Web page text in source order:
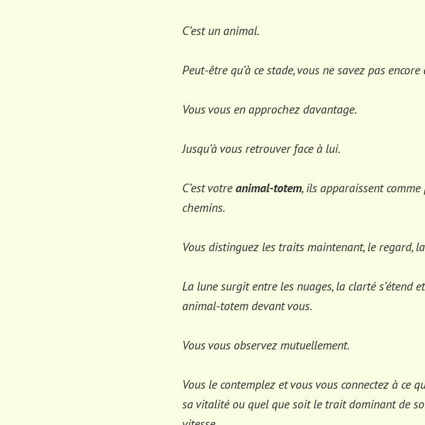
C’est un animal.
Peut-être qu’à ce stade, vous ne savez pas
Vous vous en approchez davantage.
Jusqu’à vous retrouver face à lui.
C’est votreanimal-totem, ils apparaissent
chemins.
Vous distinguez les traits maintenant, le regard,
La lune surgit entre les nuages, la clarté s’étend
animal-totem devant vous.
Vous vous observez mutuellement.
Vous le contemplez et vous vous connectez à ce
sa vitalité ou quel que soit le trait dominant de